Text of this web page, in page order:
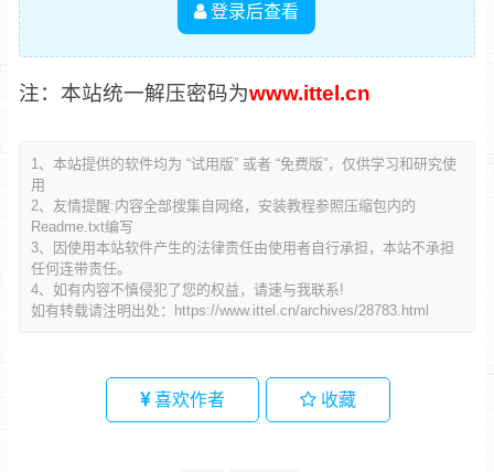
登录后查看
注：本站统一解压密码为www.ittel.cn
1、本站提供的软件均为 “试用版” 或者 “免费版”，仅供学习和研究使
用
2、友情提醒:内容全部搜集自网络，安装教程参照压缩包内的
Readme.txt编写
3、因使用本站软件产生的法律责任由使用者自行承担，本站不承担
任何连带责任。
4、如有内容不慎侵犯了您的权益，请速与我联系!
如有转载请注明出处：
https://www.ittel.cn/archives/28783.html
喜欢作者 收藏